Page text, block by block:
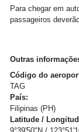
Para chegar em
passageiros
Outras
Código do
TAG
País:
Filipinas (PH)
Latitude /